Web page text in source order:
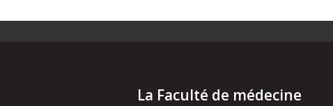
La Faculté de médecine